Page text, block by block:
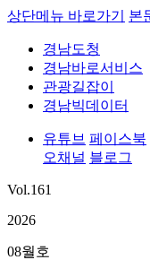
상단메뉴 바로가기 본
경남도청
경남바로서비스
관광길잡이
경남빅데이터
유튜브 페이스북
오채널 블로그
Vol.161
2026
08월호